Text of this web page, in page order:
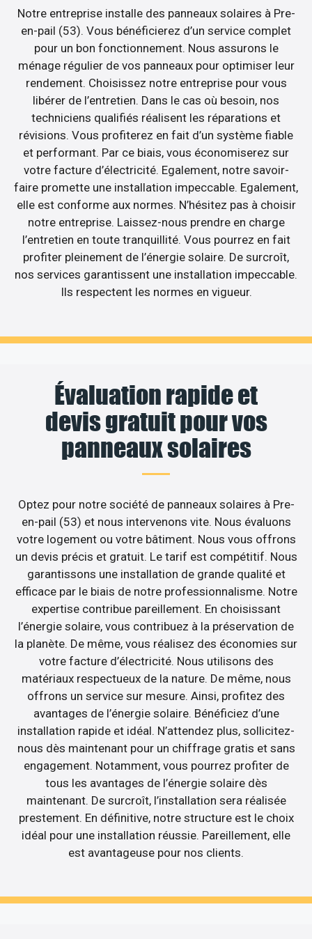
Notre entreprise installe des panneaux solaires à Pre-
en-pail (53). Vous bénéficierez d’un service complet
pour un bon fonctionnement. Nous assurons le
ménage régulier de vos panneaux pour optimiser leur
rendement. Choisissez notre entreprise pour vous
libérer de l’entretien. Dans le cas où besoin, nos
techniciens qualifiés réalisent les réparations et
révisions. Vous profiterez en fait d’un système fiable
et performant. Par ce biais, vous économiserez sur
votre facture d’électricité. Egalement, notre savoir-
faire promette une installation impeccable. Egalement,
elle est conforme aux normes. N’hésitez pas à choisir
notre entreprise. Laissez-nous prendre en charge
l’entretien en toute tranquillité. Vous pourrez en fait
profiter pleinement de l’énergie solaire. De surcroît,
nos services garantissent une installation impeccable.
Ils respectent les normes en vigueur.
Évaluation rapide et
devis gratuit pour vos
panneaux solaires
Optez pour notre société de panneaux solaires à Pre-
en-pail (53) et nous intervenons vite. Nous évaluons
votre logement ou votre bâtiment. Nous vous offrons
un devis précis et gratuit. Le tarif est compétitif. Nous
garantissons une installation de grande qualité et
efficace par le biais de notre professionnalisme. Notre
expertise contribue pareillement. En choisissant
l’énergie solaire, vous contribuez à la préservation de
la planète. De même, vous réalisez des économies sur
votre facture d’électricité. Nous utilisons des
matériaux respectueux de la nature. De même, nous
offrons un service sur mesure. Ainsi, profitez des
avantages de l’énergie solaire. Bénéficiez d’une
installation rapide et idéal. N’attendez plus, sollicitez-
nous dès maintenant pour un chiffrage gratis et sans
engagement. Notamment, vous pourrez profiter de
tous les avantages de l’énergie solaire dès
maintenant. De surcroît, l’installation sera réalisée
prestement. En définitive, notre structure est le choix
idéal pour une installation réussie. Pareillement, elle
est avantageuse pour nos clients.